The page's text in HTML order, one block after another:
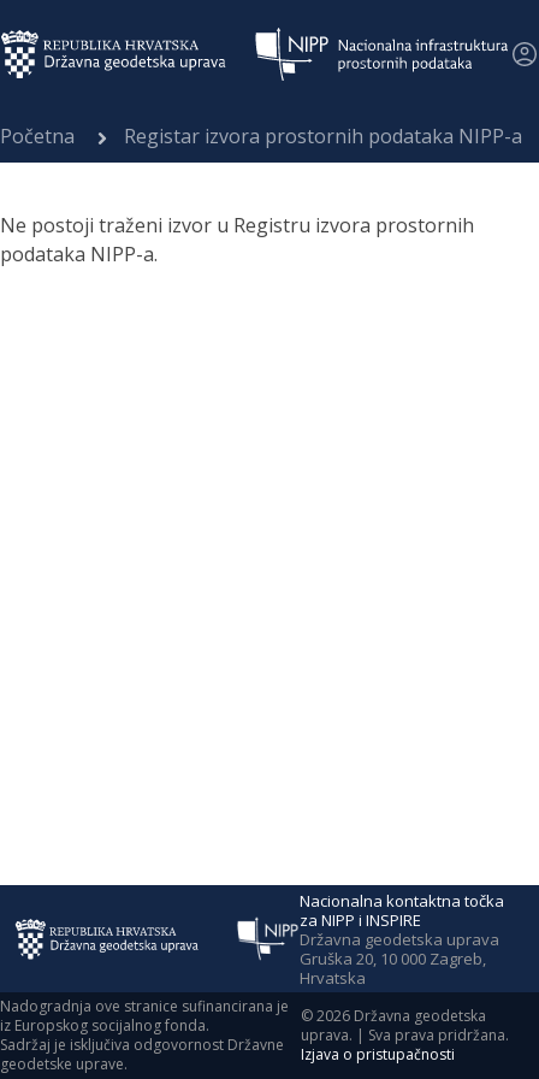
Početna Registar izvora prostornih podataka NIPP-a
Ne postoji traženi izvor u Registru izvora prostornih
podataka NIPP-a.
Nacionalna kontaktna točka
za NIPP i INSPIRE
Državna geodetska uprava
Gruška 20, 10 000 Zagreb,
Hrvatska
Nadogradnja ove stranice sufinancirana je
iz Europskog socijalnog fonda.
Sadržaj je isključiva odgovornost Državne
geodetske uprave.
©2026 Državna geodetska
uprava. | Sva prava pridržana.
Izjava o pristupačnosti